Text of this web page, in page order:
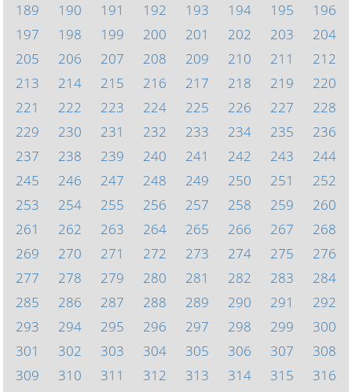
189
190 191 192 193 194 195
196
197
198 199 200 201 202 203
204
205
206 207 208 209 210 211
212
213
214 215 216 217 218 219
220
221
222 223 224 225 226 227
228
229
230 231 232 233 234 235
236
237
238 239 240 241 242 243
244
245
246 247 248 249 250 251
252
253
254 255 256 257 258 259
260
261
262 263 264 265 266 267
268
269
270 271 272 273 274 275
276
277
278 279 280 281 282 283
284
285
286 287 288 289 290 291
292
293
294 295 296 297 298 299
300
301
302 303 304 305 306 307
308
309
310 311 312 313 314 315
316